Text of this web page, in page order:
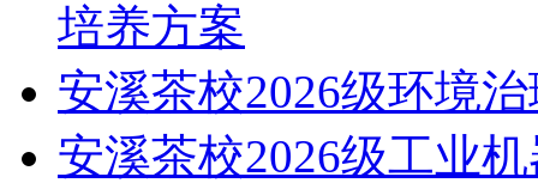
培养方案
安溪茶校2026级环境
安溪茶校2026级工业